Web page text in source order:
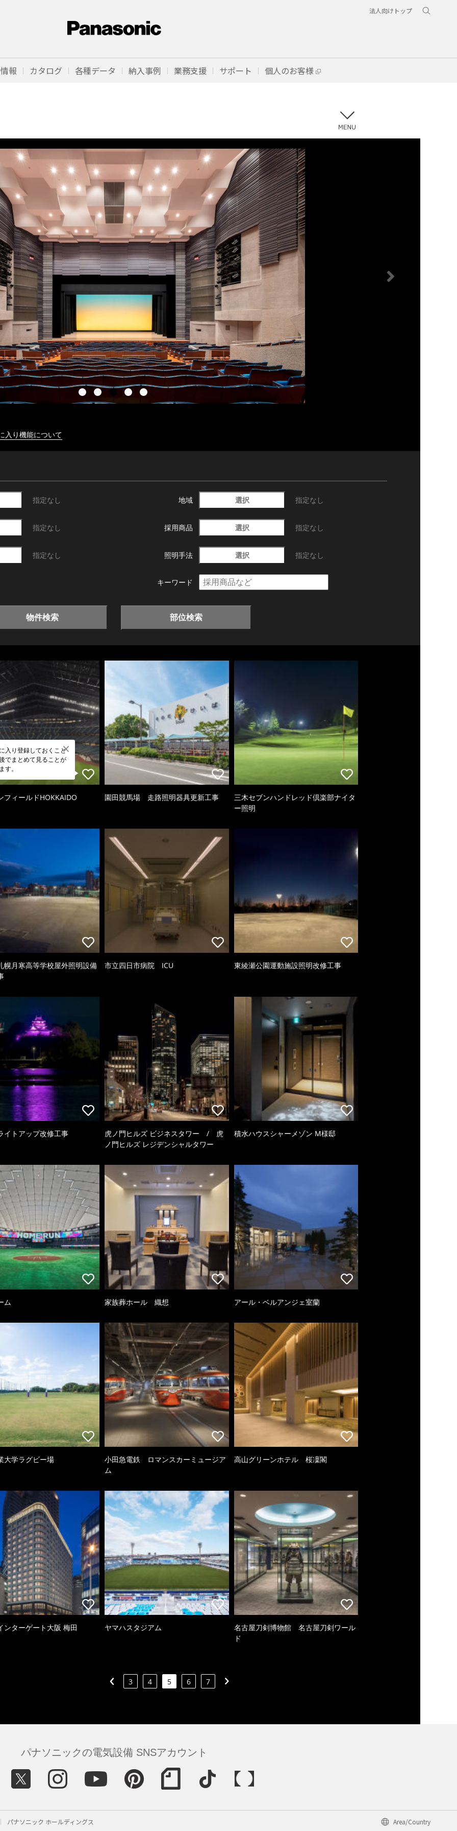
法人向けトップ
報 カタログ 各種データ 納入事例 業務支援 サポート 個人のお客様
入り機能について
指定なし 地域 選択 指定なし
指定なし 採用商品 選択 指定なし
指定なし 照明手法 選択 指定なし
キーワード
物件検索 部位検索
入り登録しておくこと
でまとめて見ることが
す。
フィールドHOKKAIDO 園田競馬場 走路照明器具更新工事
三木セブンハンドレッド倶楽部ナイタ
ー照明
幌月寒高等学校屋外照明設備
市立四日市病院 ICU 東綾瀬公園運動施設照明改修工事
イトアップ改修工事
虎ノ門ヒルズ ビジネスタワー / 虎
ノ門ヒルズ レジデンシャルタワー
積水ハウスシャーメゾン M様邸
ム 家族葬ホール 織想 アール・ベルアンジェ室蘭
大学ラグビー場
小田急電鉄 ロマンスカーミュージア
ム
高山グリーンホテル 桜凜閣
ンターゲート大阪 梅田 ヤマハスタジアム
名古屋刀剣博物館 名古屋刀剣ワール
ド
3 4 5 6 7
パナソニックの電気設備 SNSアカウント
パナソニック ホールディングス Area/Country